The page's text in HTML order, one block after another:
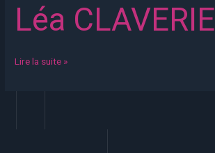
Léa CLAVERIE
Lire la suite »